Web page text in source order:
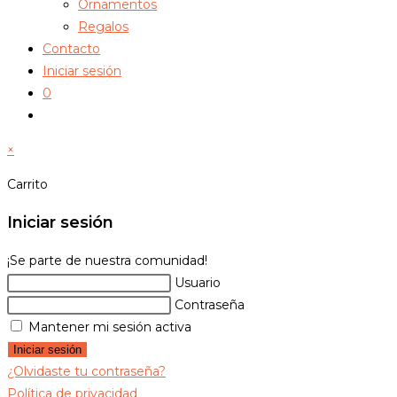
Ornamentos
Regalos
Contacto
Iniciar sesión
0
la
×
Carrito
Iniciar sesión
¡Se parte de nuestra comunidad!
Usuario
Contraseña
Mantener mi sesión activa
Iniciar sesión
¿Olvidaste tu contraseña?
Política de privacidad